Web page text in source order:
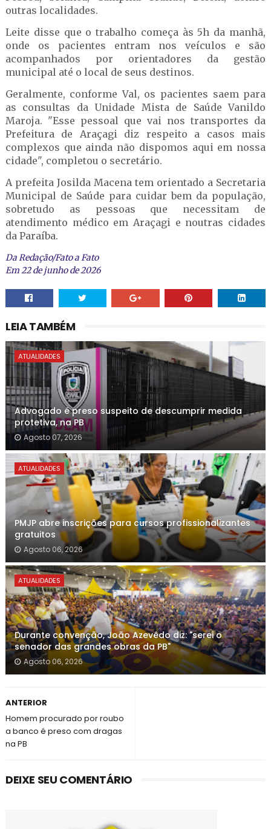
outras localidades.
Leite disse que o trabalho começa às 5h da manhã,
onde os pacientes entram nos veículos e são
acompanhados por orientadores da gestão
municipal até o local de seus destinos.
Geralmente, conforme Val, os pacientes saem para
as consultas da Unidade Mista de Saúde Vanildo
Maroja. "Esse pessoal que vai nos transportes da
Prefeitura de Araçagi diz respeito a casos mais
complexos que ainda não dispomos aqui em nossa
cidade", completou o secretário.
A prefeita Josilda Macena tem orientado a Secretaria
Municipal de Saúde para cuidar bem da população,
sobretudo as pessoas que necessitam de
atendimento médico em Araçagi e noutras cidades
da Paraíba.
Da Redação/Fato a Fato
Em 22 de junho de 2026
LEIA TAMBÉM
ATUALIDADES
Advogado é preso suspeito de descumprir medida
protetiva, na PB
Agosto 07, 2026
ATUALIDADES
PMJP abre inscrições para cursos profissionalizantes
gratuitos
Agosto 06, 2026
ATUALIDADES
Durante convenção, João Azevêdo diz: "serei o
senador das grandes obras da PB"
Agosto 06, 2026
ANTERIOR
Homem procurado por roubo
a banco é preso com dragas
na PB
DEIXE SEU COMENTÁRIO